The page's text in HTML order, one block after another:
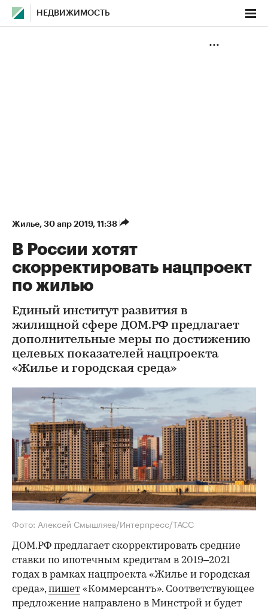
НЕДВИЖИМОСТЬ
Жилье⁠, 30 апр 2019, 11:38
В России хотят
скорректировать нацпроект
по жилью
Единый институт развития в
жилищной сфере ДОМ.РФ предлагает
дополнительные меры по достижению
целевых показателей нацпроекта
«Жилье и городская среда»
Фото: Алексей Смышляев/Интерпресс/ТАСС
ДОМ.РФ предлагает скорректировать средние
ставки по ипотечным кредитам в 2019–2021
годах в рамках нацпроекта «Жилье и городская
среда»,пишет «Коммерсантъ». Соответствующее
предложение направлено в Минстрой и будет